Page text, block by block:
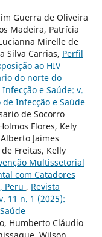
Guerra de Oliveira
Madeira, Patrícia
Mirelle de
Silva Carrias, Perfil
ao HIV
do norte do
e Saúde: v.
de Infecção e Saúde
de Socorro
Flores, Kely
Jaimes
Freitas, Kelly
Multissetorial
com Catadores
Peru , Revista
11 n. 1 (2025):
Humberto Cláudio